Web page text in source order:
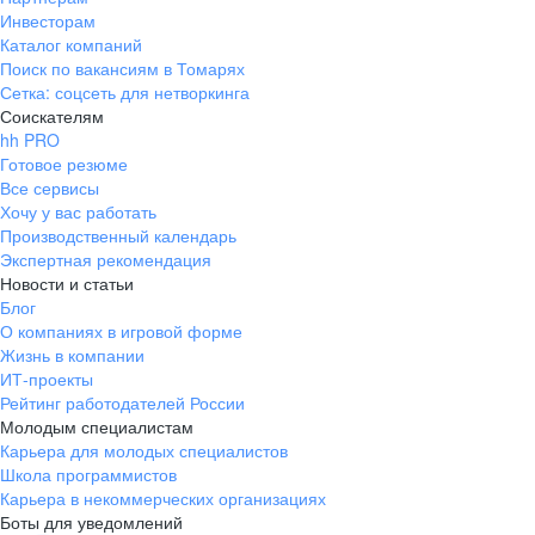
Инвесторам
Каталог компаний
Поиск по вакансиям в Томарях
Сетка: соцсеть для нетворкинга
Соискателям
hh PRO
Готовое резюме
Все сервисы
Хочу у вас работать
Производственный календарь
Экспертная рекомендация
Новости и статьи
Блог
О компаниях в игровой форме
Жизнь в компании
ИТ-проекты
Рейтинг работодателей России
Молодым специалистам
Карьера для молодых специалистов
Школа программистов
Карьера в некоммерческих организациях
Боты для уведомлений